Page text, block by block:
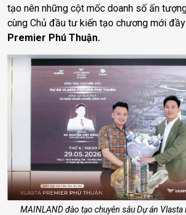
tạo nên những cột mốc doanh số ấn
cùng Chủ đầu tư kiến tạo chương mới
Premier Phú Thuận.
MAINLAND đào tạo chuyên sâu Dự án Vlasta